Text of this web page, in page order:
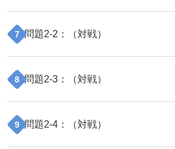
7 問題2-2 ：（対戦）
8 問題2-3 ：（対戦）
9 問題2-4 ：（対戦）